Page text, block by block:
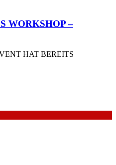
WORKSHOP –
HAT BEREITS